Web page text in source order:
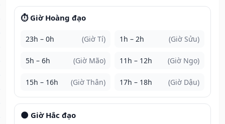
⏱️ Giờ Hoàng đạo
23h – 0h (Giờ Tí) 1h – 2h (Giờ Sửu)
5h – 6h (Giờ Mão) 11h – 12h (Giờ Ngọ)
15h – 16h (Giờ Thân) 17h – 18h (Giờ Dậu)
🌑 Giờ Hắc đạo